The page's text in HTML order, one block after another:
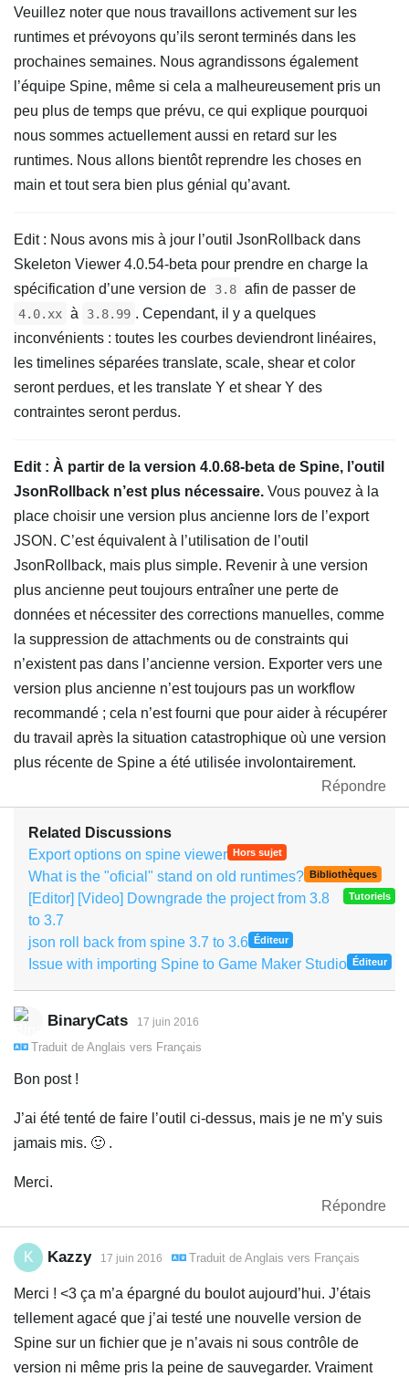
Veuillez noter que nous travaillons activement sur les
runtimes et prévoyons qu’ils seront terminés dans les
prochaines semaines. Nous agrandissons également
l’équipe Spine, même si cela a malheureusement pris un
peu plus de temps que prévu, ce qui explique pourquoi
nous sommes actuellement aussi en retard sur les
runtimes. Nous allons bientôt reprendre les choses en
main et tout sera bien plus génial qu’avant.
Edit : Nous avons mis à jour l’outil JsonRollback dans
Skeleton Viewer 4.0.54-beta pour prendre en charge la
spécification d’une version de
3.8 afin de passer de
4.0.xx à 3.8.99 . Cependant, il y a quelques
inconvénients : toutes les courbes deviendront linéaires,
les timelines séparées translate, scale, shear et color
seront perdues, et les translate Y et shear Y des
contraintes seront perdus.
Edit : À partir de la version 4.0.68-beta de Spine, l’outil
JsonRollback n’est plus nécessaire. Vous pouvez à la
place choisir une version plus ancienne lors de l’export
JSON. C’est équivalent à l’utilisation de l’outil
JsonRollback, mais plus simple. Revenir à une version
plus ancienne peut toujours entraîner une perte de
données et nécessiter des corrections manuelles, comme
la suppression de attachments ou de constraints qui
n’existent pas dans l’ancienne version. Exporter vers une
version plus ancienne n’est toujours pas un workflow
recommandé ; cela n’est fourni que pour aider à récupérer
du travail après la situation catastrophique où une version
plus récente de Spine a été utilisée involontairement.
Répondre
Related Discussions
Export options on spine viewer
Hors sujet
What is the "oficial" stand on old runtimes? Bibliothèques
[Editor] [Video] Downgrade the project from 3.8
to 3.7
Tutoriels
json roll back from spine 3.7 to 3.6 Éditeur
Issue with importing Spine to Game Maker Studio Éditeur
BinaryCats 17 juin 2016
Traduit de Anglais vers Français
Bon post !
J’ai été tenté de faire l’outil ci-dessus, mais je ne m’y suis
jamais mis. 🙂 .
Merci.
Répondre
K Kazzy 17 juin 2016 Traduit de Anglais vers Français
Merci ! <3 ça m’a épargné du boulot aujourd’hui. J’étais
tellement agacé que j’ai testé une nouvelle version de
Spine sur un fichier que je n’avais ni sous contrôle de
version ni même pris la peine de sauvegarder. Vraiment